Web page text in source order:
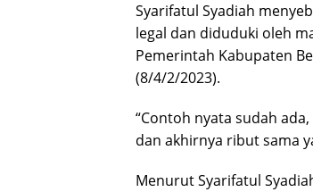
Syarifatul Syadiah
legal dan diduduki oleh
Pemerintah Kabupaten
(8/4/2/2023).
“Contoh nyata sudah
dan akhirnya ribut sama
Menurut Syarifatul